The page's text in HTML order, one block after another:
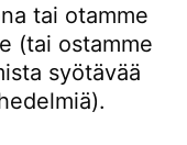
tai otamme
(tai ostamme
syötävää